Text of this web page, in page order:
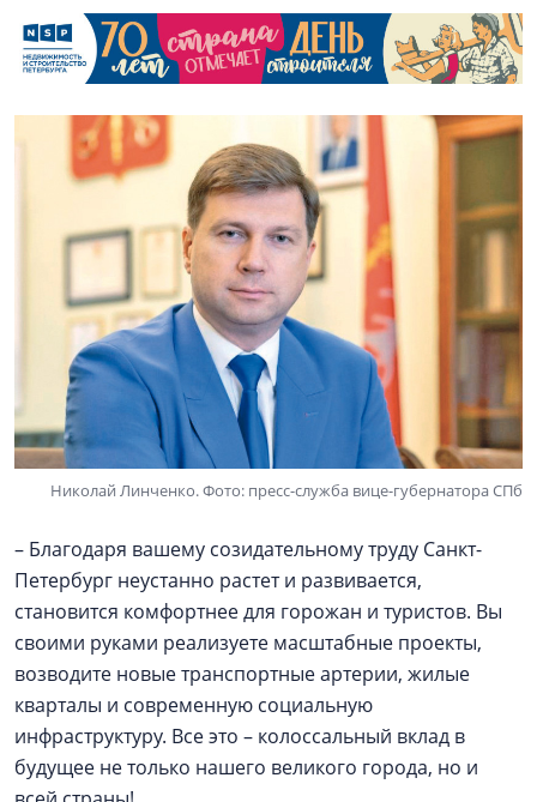
Николай Линченко. Фото: пресс-служба вице-губернатора СПб
– Благодаря вашему созидательному труду Санкт-
Петербург неустанно растет и развивается,
становится комфортнее для горожан и туристов. Вы
своими руками реализуете масштабные проекты,
возводите новые транспортные артерии, жилые
кварталы и современную социальную
инфраструктуру. Все это – колоссальный вклад в
будущее не только нашего великого города, но и